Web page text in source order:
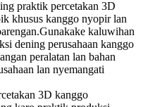
praktik percetakan 3D
khusus kanggo nyopir lan
kaluwihan
dening perusahaan kanggo
peralatan lan bahan
lan nyemangati
3D kanggo